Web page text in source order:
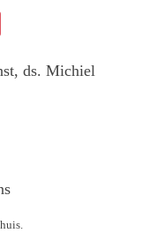
ds. Michiel